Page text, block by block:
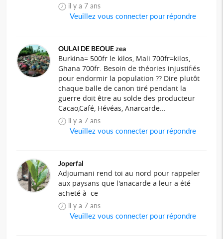
il y a 7 ans
Veuillez vous connecter pour répondre
OULAI DE BEOUE zea
Burkina= 500fr le kilos, Mali 700fr=kilos,
Ghana 700fr. Besoin de théories injustifiés
pour endormir la population ?? Dire plutôt
chaque balle de canon tiré pendant la
guerre doit être au solde des producteur
Cacao,Café, Hévéas, Anarcarde...
il y a 7 ans
Veuillez vous connecter pour répondre
Joperfal
Adjoumani rend toi au nord pour rappeler
aux paysans que l'anacarde a leur a été
acheté à ce
il y a 7 ans
Veuillez vous connecter pour répondre